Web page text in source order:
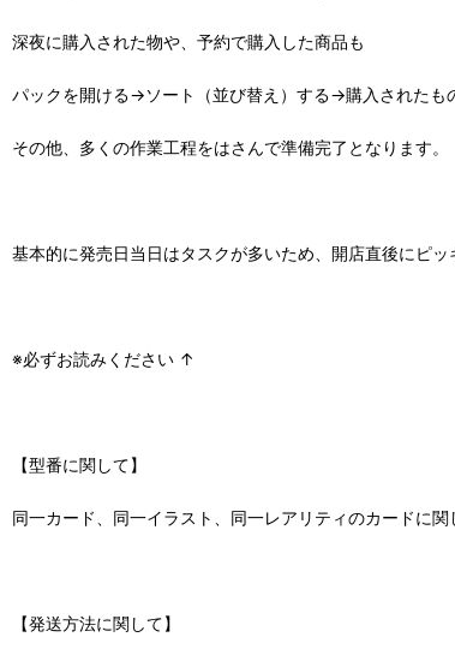
深夜に購入された物や、予約で購入した商品も
パックを開ける→ソート（並び替え）する→購入されたも
その他、多くの作業工程をはさんで準備完了となります。
基本的に発売日当日はタスクが多いため、開店直後にピ
※必ずお読みください ↑
【型番に関して】
同一カード、同一イラスト、同一レアリティのカードに
【発送方法に関して】